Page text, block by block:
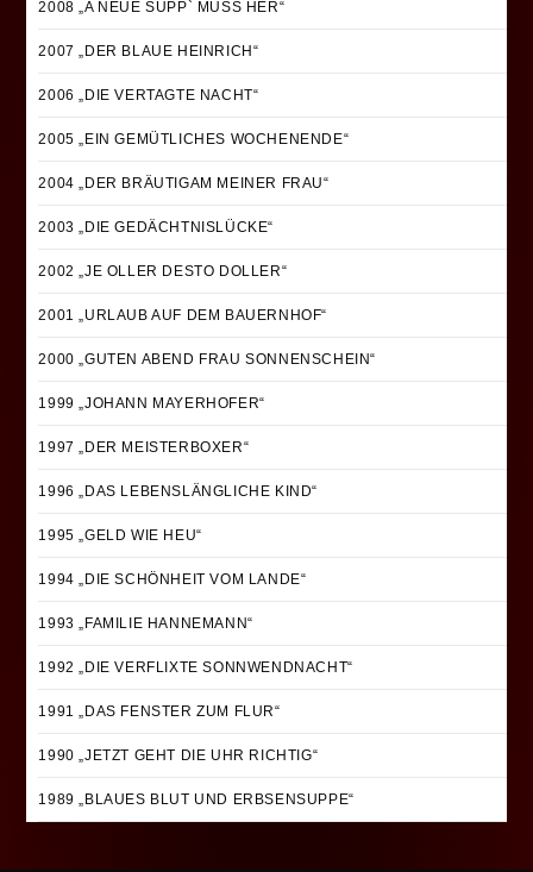
2008 „A NEUE SUPP` MUSS HER“
2007 „DER BLAUE HEINRICH“
2006 „DIE VERTAGTE NACHT“
2005 „EIN GEMÜTLICHES WOCHENENDE“
2004 „DER BRÄUTIGAM MEINER FRAU“
2003 „DIE GEDÄCHTNISLÜCKE“
2002 „JE OLLER DESTO DOLLER“
2001 „URLAUB AUF DEM BAUERNHOF“
2000 „GUTEN ABEND FRAU SONNENSCHEIN“
1999 „JOHANN MAYERHOFER“
1997 „DER MEISTERBOXER“
1996 „DAS LEBENSLÄNGLICHE KIND“
1995 „GELD WIE HEU“
1994 „DIE SCHÖNHEIT VOM LANDE“
1993 „FAMILIE HANNEMANN“
1992 „DIE VERFLIXTE SONNWENDNACHT“
1991 „DAS FENSTER ZUM FLUR“
1990 „JETZT GEHT DIE UHR RICHTIG“
1989 „BLAUES BLUT UND ERBSENSUPPE“